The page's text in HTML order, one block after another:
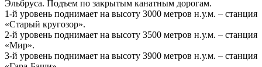
Эльбруса. Подъем по закрытым канатным дорогам.
1-й уровень поднимает на высоту 3000 метров н.у.м. – станция
«Старый кругозор».
2-й уровень поднимает на высоту 3500 метров н.у.м. – станция
«Мир».
3-й уровень поднимает на высоту 3900 метров н.у.м. – станция